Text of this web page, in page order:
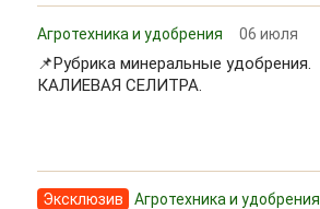
Агротехника и удобрения 06 июля
📌Рубрика минеральные удобрения.
КАЛИЕВАЯ СЕЛИТРА.
Эксклюзив Агротехника и удобрения